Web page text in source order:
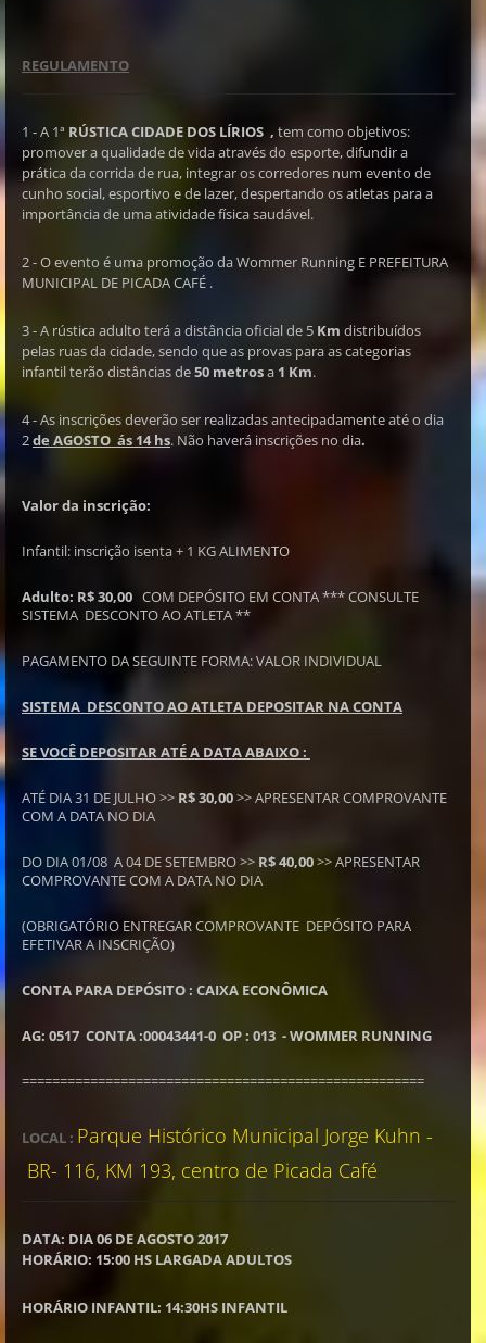
REGULAMENTO
1 - A 1ª RÚSTICA CIDADE DOS LÍRIOS , tem como objetivos:
promover a qualidade de vida através do esporte, difundir a
prática da corrida de rua, integrar os corredores num evento de
cunho social, esportivo e de lazer, despertando os atletas para a
importância de uma atividade física saudável.
2 - O evento é uma promoção da Wommer Running E PREFEITURA
MUNICIPAL DE PICADA CAFÉ .
3 - A rústica adulto terá a distância oficial de 5 Km distribuídos
pelas ruas da cidade, sendo que as provas para as categorias
infantil terão distâncias de50 metrosa 1 Km.
4 - As inscrições deverão ser realizadas antecipadamente até o dia
2de AGOSTO ás 14 hs. Não haverá inscrições no dia.
Valor da inscrição:
Infantil: inscrição isenta + 1 KG ALIMENTO
Adulto: R$ 30,00 COM DEPÓSITO EM CONTA *** CONSULTE
SISTEMA DESCONTO AO ATLETA **
PAGAMENTO DA SEGUINTE FORMA: VALOR INDIVIDUAL
SISTEMA DESCONTO AO ATLETA DEPOSITAR NA CONTA
SE VOCÊ DEPOSITAR ATÉ A DATA ABAIXO :
ATÉ DIA 31 DE JULHO >> R$ 30,00>> APRESENTAR COMPROVANTE
COM A DATA NO DIA
DO DIA 01/08 A 04 DE SETEMBRO >> R$ 40,00>> APRESENTAR
COMPROVANTE COM A DATA NO DIA
(OBRIGATÓRIO ENTREGAR COMPROVANTE DEPÓSITO PARA
EFETIVAR A INSCRIÇÃO)
CONTA PARA DEPÓSITO : CAIXA ECONÔMICA
AG: 0517 CONTA :00043441-0 OP : 013 - WOMMER RUNNING
=====================================================
LOCAL : Parque Histórico Municipal Jorge Kuhn -
BR- 116, KM 193, centro de Picada Café
DATA: DIA 06 DE AGOSTO 2017
HORÁRIO: 15:00 HS LARGADA ADULTOS
HORÁRIO INFANTIL: 14:30HS INFANTIL